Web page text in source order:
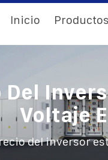
Inicio Productos
Del
Voltaje
del inversor